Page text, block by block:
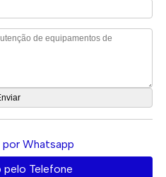
Whatsapp
Telefone